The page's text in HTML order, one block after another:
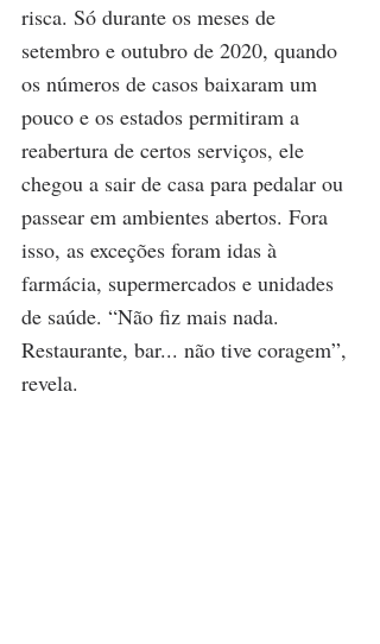
risca. Só durante os meses de
setembro e outubro de 2020, quando
os números de casos baixaram um
pouco e os estados permitiram a
reabertura de certos serviços, ele
chegou a sair de casa para pedalar ou
passear em ambientes abertos. Fora
isso, as exceções foram idas à
farmácia, supermercados e unidades
de saúde. “Não fiz mais nada.
Restaurante, bar... não tive coragem”,
revela.